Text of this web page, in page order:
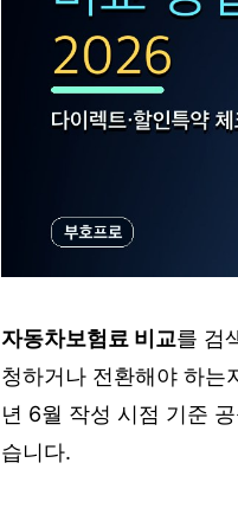
자동차보험료 비교를 검
청하거나 전환해야 하는
년 6월 작성 시점 기준
습니다.